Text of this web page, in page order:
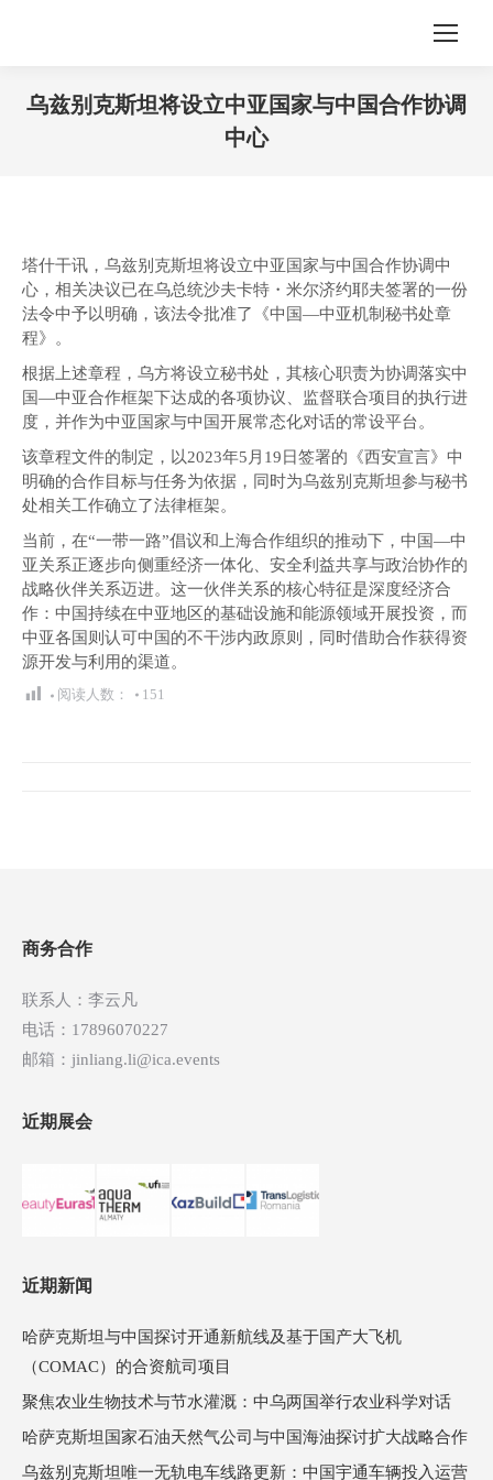
乌兹别克斯坦将设立中亚国家与中国合作协调
中心
塔什干讯，乌兹别克斯坦将设立中亚国家与中国合作协调中
心，相关决议已在乌总统沙夫卡特・米尔济约耶夫签署的一份
法令中予以明确，该法令批准了《中国—中亚机制秘书处章
程》。
根据上述章程，乌方将设立秘书处，其核心职责为协调落实中
国—中亚合作框架下达成的各项协议、监督联合项目的执行进
度，并作为中亚国家与中国开展常态化对话的常设平台。
该章程文件的制定，以2023年5月19日签署的《西安宣言》中
明确的合作目标与任务为依据，同时为乌兹别克斯坦参与秘书
处相关工作确立了法律框架。
当前，在“一带一路”倡议和上海合作组织的推动下，中国—中
亚关系正逐步向侧重经济一体化、安全利益共享与政治协作的
战略伙伴关系迈进。这一伙伴关系的核心特征是深度经济合
作：中国持续在中亚地区的基础设施和能源领域开展投资，而
中亚各国则认可中国的不干涉内政原则，同时借助合作获得资
源开发与利用的渠道。
阅读人数： 151
航
商务合作
联系人：李云凡
电话：17896070227
邮箱：jinliang.li@ica.events
近期展会
近期新闻
哈萨克斯坦与中国探讨开通新航线及基于国产大飞机
（COMAC）的合资航司项目
聚焦农业生物技术与节水灌溉：中乌两国举行农业科学对话
哈萨克斯坦国家石油天然气公司与中国海油探讨扩大战略合作
乌兹别克斯坦唯一无轨电车线路更新：中国宇通车辆投入运营